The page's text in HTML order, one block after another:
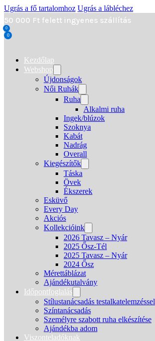
Ugrás a fő tartalomhoz Ugrás a lábléchez
50 000 Ft felett ingyenes szállítás
0
0
Kezdőlap
Webshop
Újdonságok
Női Ruhák
Ruha
Alkalmi ruha
Ingek/blúzok
Szoknya
Kabát
Nadrág
Overall
Kiegészítők
Táska
Övek
Ékszerek
Esküvő
Every Day
Akciós
Kollekcióink
2026 Tavasz – Nyár
2025 Ősz-Tél
2025 Tavasz – Nyár
2024 Ősz
Mérettáblázat
Ajándékutalvány
Időpontfoglalás
Stílustanácsadás testalkatelemzéssel
Színtanácsadás
Személyre szabott ruha elkészítése
Ajándékba adom
Viszonteladóknak